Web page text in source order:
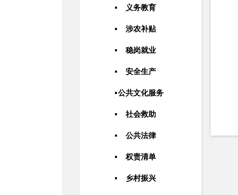
义务教育
涉农补贴
稳岗就业
安全生产
公共文化服务
社会救助
公共法律
权责清单
乡村振兴